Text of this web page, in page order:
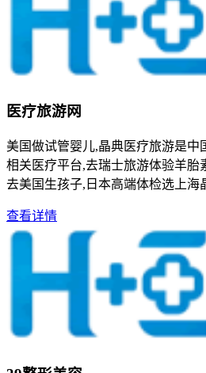
医疗旅游网
美国做试管婴儿,晶典医疗旅游是中
相关医疗平台,去瑞士旅游体验羊胎
去美国生孩子,日本高端体检选上海
查看详情